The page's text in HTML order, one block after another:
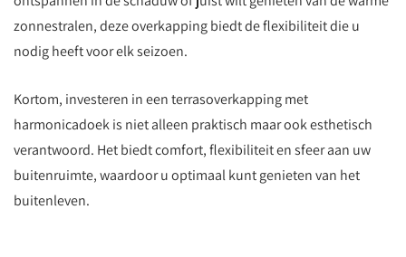
zonnestralen, deze overkapping biedt de flexibiliteit die u
nodig heeft voor elk seizoen.
Kortom, investeren in een terrasoverkapping met
harmonicadoek is niet alleen praktisch maar ook esthetisch
verantwoord. Het biedt comfort, flexibiliteit en sfeer aan uw
buitenruimte, waardoor u optimaal kunt genieten van het
buitenleven.